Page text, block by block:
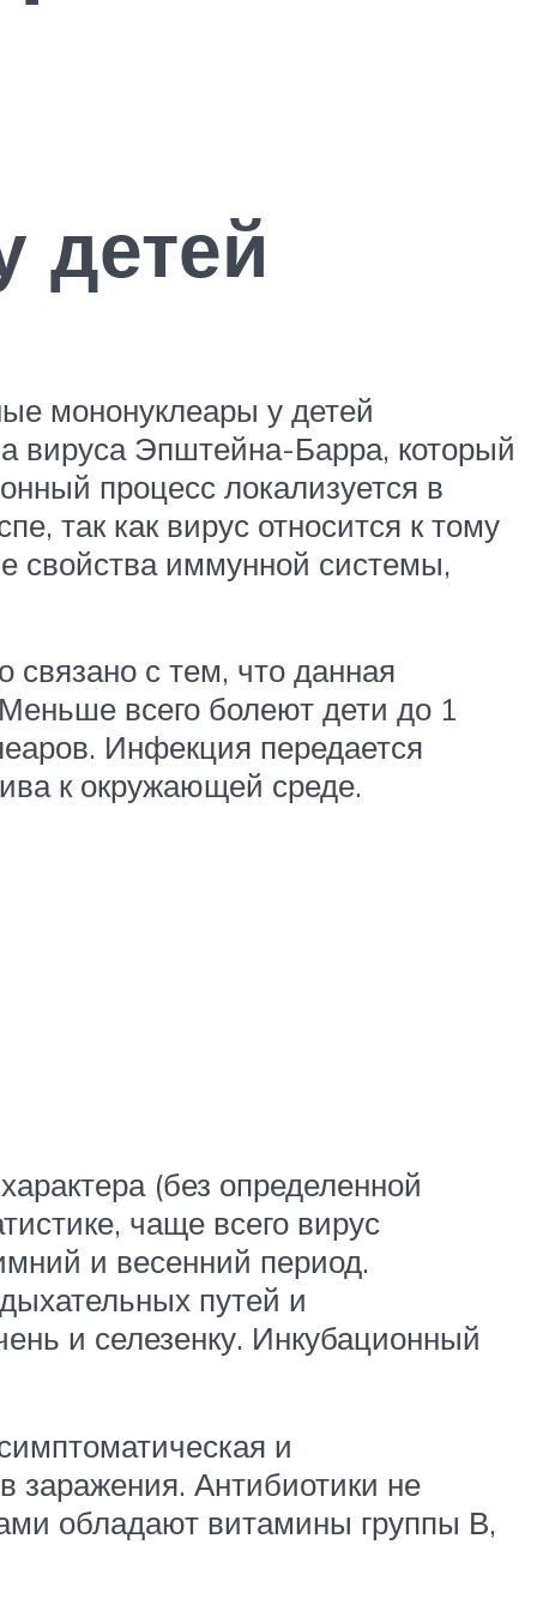
детей
мононуклеары у детей
вируса Эпштейна-Барра, который
процесс локализуется в
так как вирус относится к тому
свойства иммунной системы,
с тем, что данная
всего болеют дети до 1
Инфекция передается
к окружающей среде.
(без определенной
чаще всего вирус
и весенний период.
путей и
и селезенку. Инкубационный
и
заражения. Антибиотики не
обладают витамины группы В,